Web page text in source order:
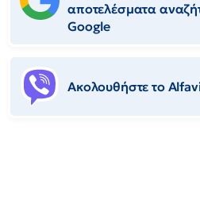
αποτελέσματα
Google
Ακολουθήστε το